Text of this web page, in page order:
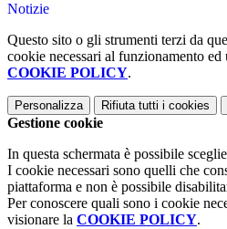
Notizie
Questo sito o gli strumenti terzi da
cookie necessari al funzionamento
COOKIE POLICY.
Personalizza Rifiuta tutti i cookies
Gestione cookie
In questa schermata è possibile
I cookie necessari sono quelli che
piattaforma e non è possibile
Per conoscere quali sono i cookie
visionare la COOKIE POLICY.